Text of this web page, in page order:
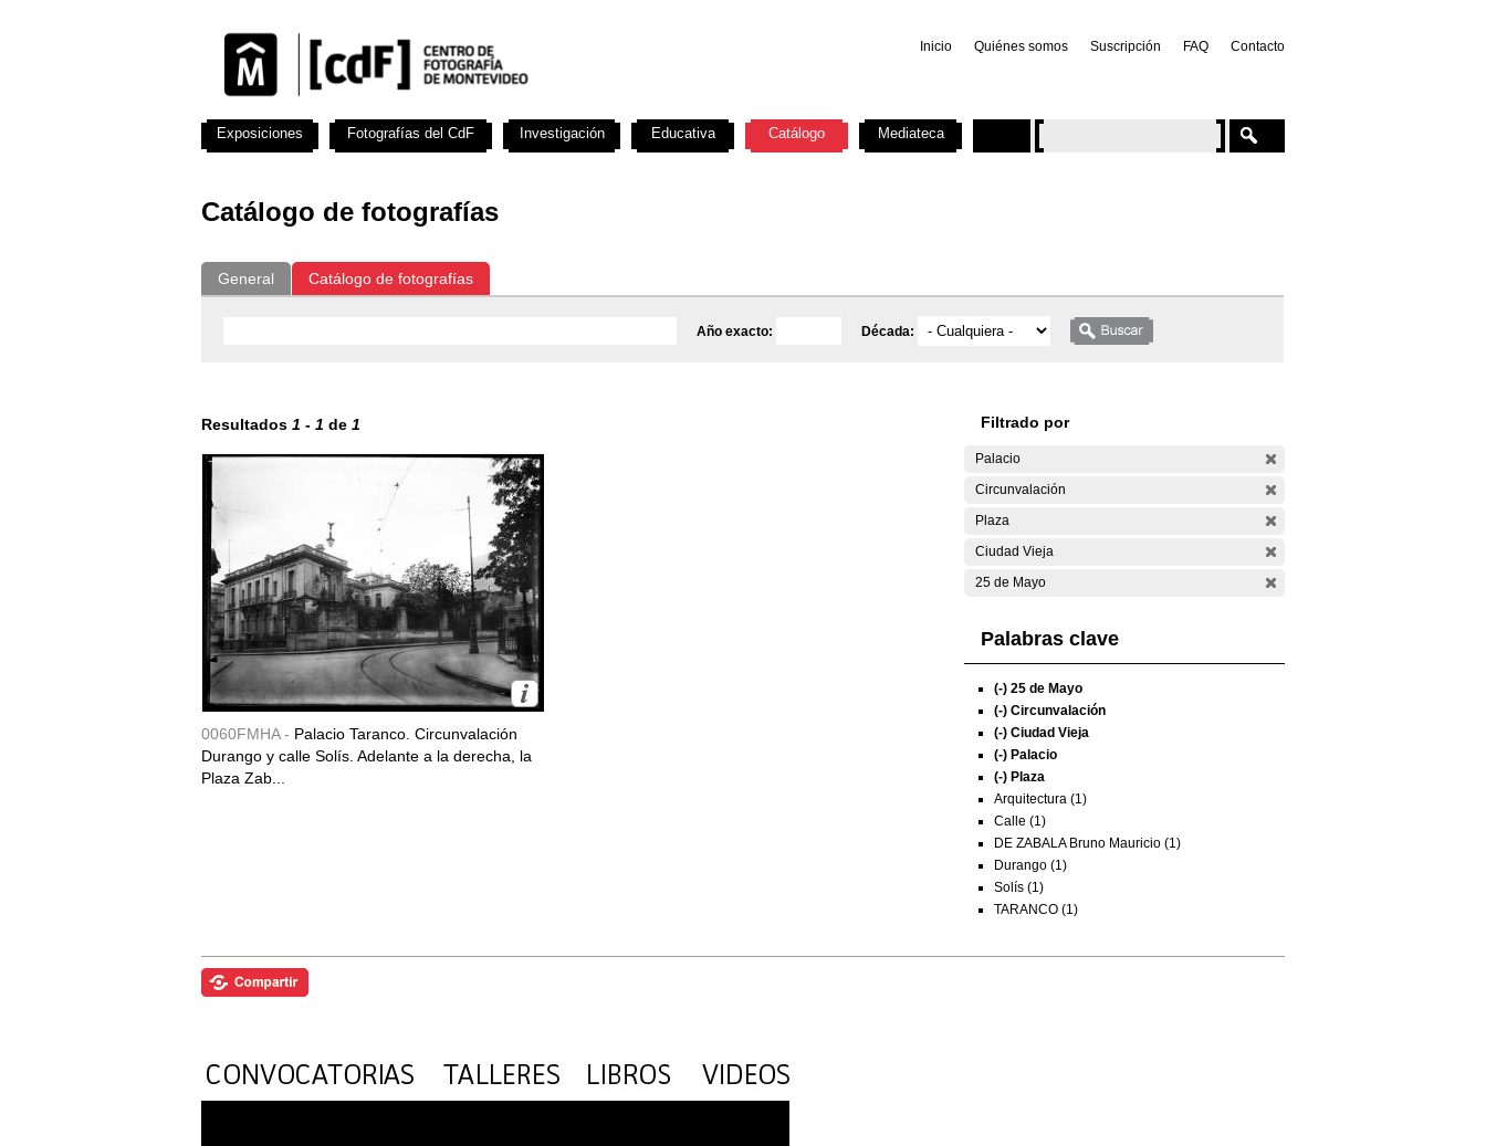
Inicio Quiénes somos Suscripción FAQ Contacto
Catálogo de fotografías
General Catálogo de fotografías
Año exacto: Década:
Resultados 1 - 1 de 1
0060FMHA - Palacio Taranco. Circunvalación
Durango y calle Solís. Adelante a la derecha, la
Plaza Zab...
Filtrado por
Palacio
Circunvalación
Plaza
Ciudad Vieja
25 de Mayo
Palabras clave
(-) 25 de Mayo
(-) Circunvalación
(-) Ciudad Vieja
(-) Palacio
(-) Plaza
Arquitectura (1)
Calle (1)
DE ZABALA Bruno Mauricio (1)
Durango (1)
Solís (1)
TARANCO (1)
Exposiciones Fotografías del CdF Investigación Educativa Catálogo Mediateca